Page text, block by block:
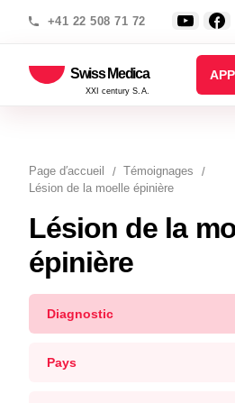
+41 22 508 71 72
Swiss Medica
XXI century S.A.
Page d′accueil
Témoignages
Lésion de la moelle épinière
Lésion de la
épinière
Diagnostic
Pays